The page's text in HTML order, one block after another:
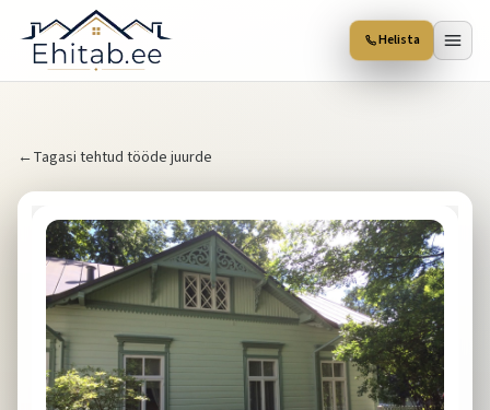
Helista
←Tagasi tehtud tööde juurde